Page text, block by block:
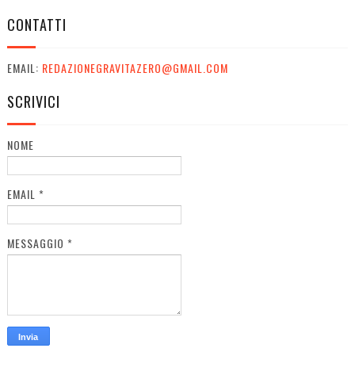
CONTATTI
EMAIL: REDAZIONEGRAVITAZERO@GMAIL.COM
SCRIVICI
NOME
EMAIL *
MESSAGGIO *